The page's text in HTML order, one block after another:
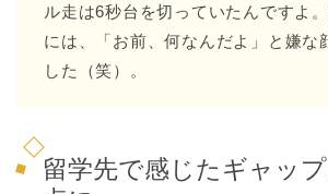
ル走は6秒台を切っていたんですよ
には、「お前、何なんだよ」と嫌な
した（笑）。
留学先で感じたギャッ